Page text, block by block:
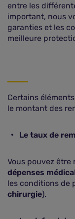
entre les
important, nous
garanties et les
meilleure
Certains
le montant des
Le taux de
Vous pouvez être
dépenses
les conditions de
chirurgie).